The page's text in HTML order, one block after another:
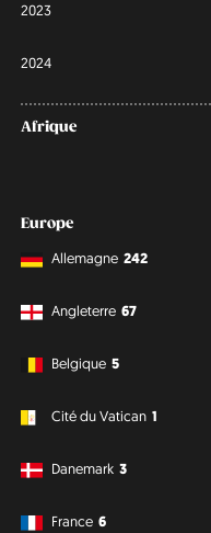
2023
2024
Afrique
Europe
Allemagne 242
Angleterre 67
Belgique 5
Cité du Vatican 1
Danemark 3
France 6